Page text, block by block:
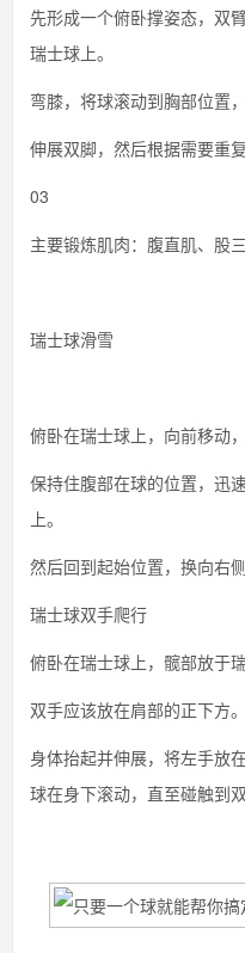
先形成一个俯卧撑姿态，双
瑞士球上。
弯膝，将球滚动到胸部位置
伸展双脚，然后根据需要重
03
主要锻炼肌肉：腹直肌、股
瑞士球滑雪
俯卧在瑞士球上，向前移动
保持住腹部在球的位置，迅
上。
然后回到起始位置，换向右
瑞士球双手爬行
俯卧在瑞士球上，髋部放于
双手应该放在肩部的正下方。
身体抬起并伸展，将左手放
球在身下滚动，直至碰触到双